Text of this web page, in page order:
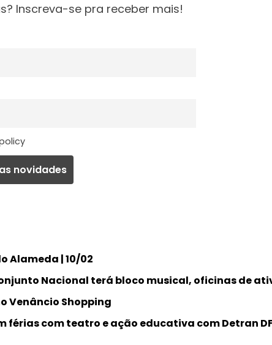
Inscreva-se pra receber mais!
Alameda | 10/02
Nacional terá bloco musical, oficinas de
Venâncio Shopping
férias com teatro e ação educativa com Detran